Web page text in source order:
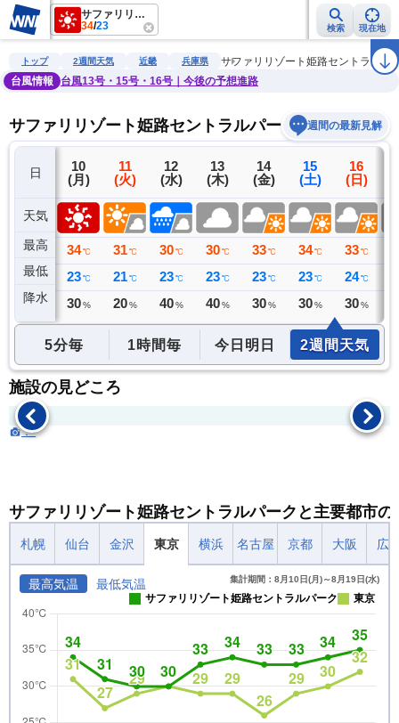
サファリリゾート姫路セントラルパーク
34/23 検索 現在地
雨雲レーダー 台風情報 地震情報 警報・注意報 2週間天気 ラ
トップ 2週間天気 近畿 兵庫県
サファリリゾート姫路セントラルパ
台風情報
台風13号・15号・16号｜今後の予想進路
サファリリゾート姫路セントラルパークの2週間天気
週間の最新見解
日
天気
最高
最低
降水
9
(日)
33 ℃
25 ℃
0 ミリ
10
(月)
34 ℃
23 ℃
30 %
11
(火)
31 ℃
21 ℃
20 %
12
(水)
30 ℃
23 ℃
40 %
13
(木)
30 ℃
23 ℃
40 %
14
(金)
33 ℃
23 ℃
30 %
15
(土)
34 ℃
23 ℃
30 %
16
(日)
33 ℃
24 ℃
30 %
5分毎 1時間毎 今日明日 2週間天気
施設の見どころ
：-
サファリリゾート姫路セントラルパークと主要都市の
札幌 仙台 金沢 東京 横浜 名古屋 京都 大阪 広
最高気温 最低気温 集計期間：8月10日(月)～8月19日(水)
サファリリゾート姫路セントラルパーク 東京